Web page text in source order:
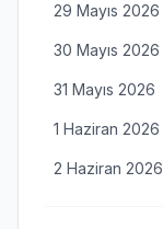
29 Mayıs 2026
30 Mayıs 2026
31 Mayıs 2026
1 Haziran 2026
2 Haziran 2026